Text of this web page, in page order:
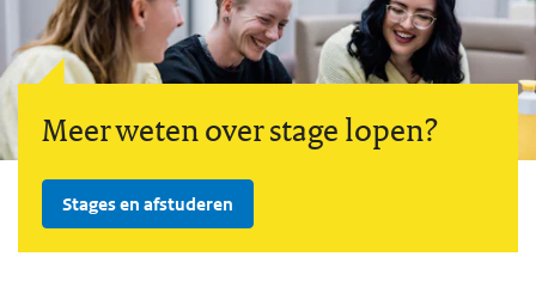
Meer weten over stage lopen?
Stages en afstuderen